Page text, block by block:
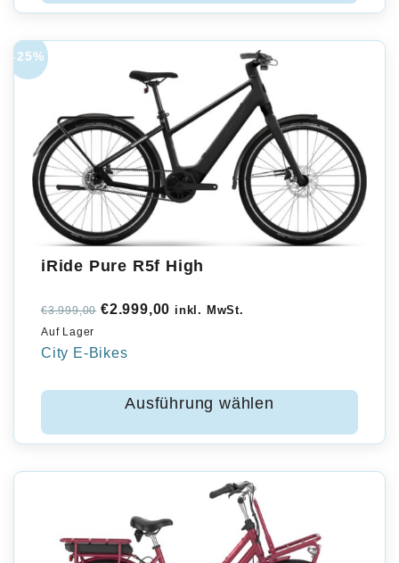
-25%
iRide Pure R5f High
€3.999,00 Ursprünglicher
€3.999,00
€2.999,00 Aktueller
€2.999,00.
inkl. MwSt.
Auf Lager
City E-Bikes
Ausführung wählen